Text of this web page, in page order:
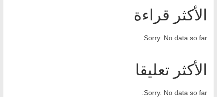
الأكثر قراءة
Sorry. No data so far.
الأكثر تعليقا
Sorry. No data so far.